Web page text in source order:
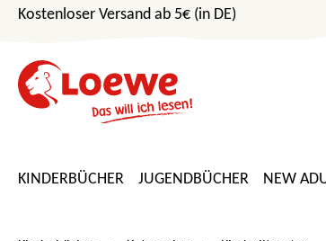
Hauptinhalt springen
Zur Suche springen
Zur Hauptnavigation springen
Kostenloser Versand ab 5€ (in DE)
KINDERBÜCHER JUGENDBÜCHER NEW